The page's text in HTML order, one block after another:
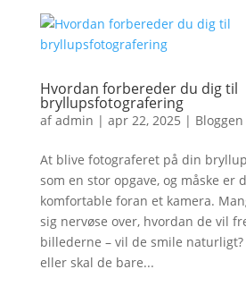
Hvordan forbereder du dig til
bryllupsfotografering
afadmin | apr 22, 2025 | Bloggen
At blive fotograferet på din
som en stor opgave, og måske er
komfortable foran et kamera.
sig nervøse over, hvordan de vil
billederne – vil de smile naturligt?
eller skal de bare...